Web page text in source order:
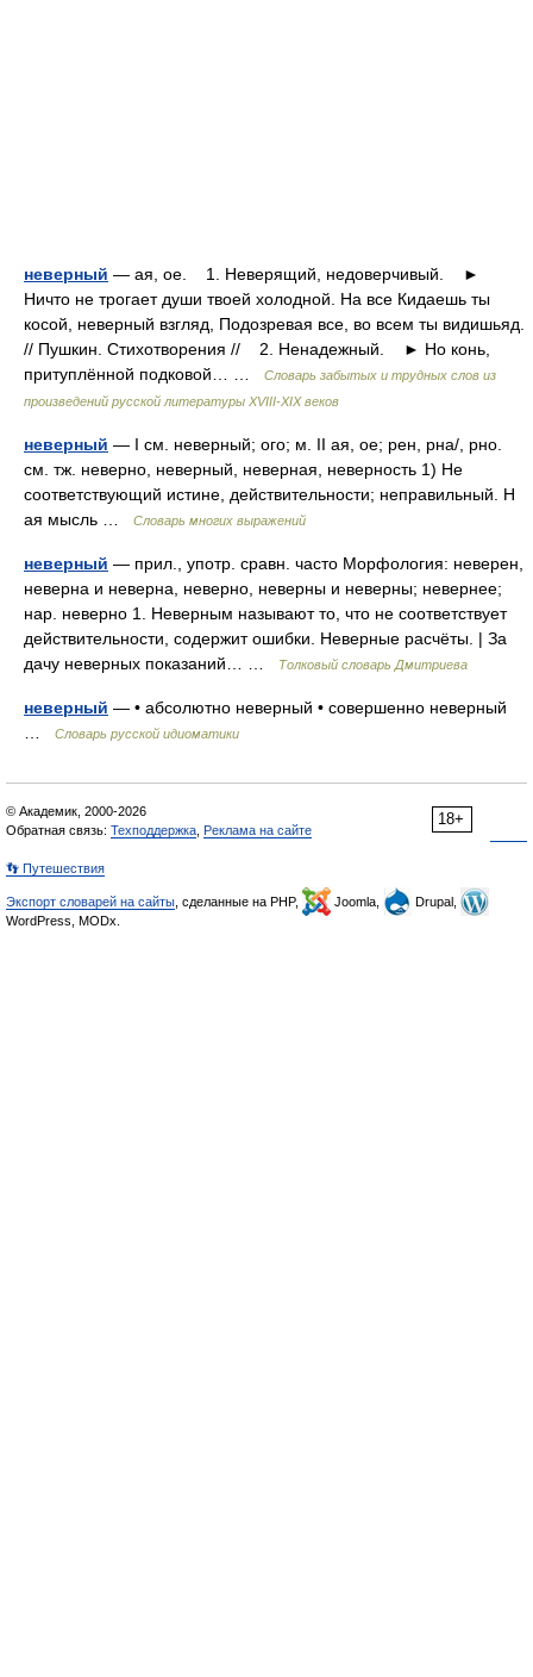
неверный — ая, ое. 1. Неверящий, недоверчивый. ►
Ничто не трогает души твоей холодной. На все Кидаешь ты
косой, неверный взгляд, Подозревая все, во всем ты видишьяд.
// Пушкин. Стихотворения // 2. Ненадежный. ► Но конь,
притуплённой подковой… …
Словарь забытых и трудных слов из
произведений русской литературы ХVIII-ХIХ веков
неверный — I см. неверный; ого; м. II ая, ое; рен, рна/, рно.
см. тж. неверно, неверный, неверная, неверность 1) Не
соответствующий истине, действительности; неправильный. Н
ая мысль …
Словарь многих выражений
неверный — прил., употр. сравн. часто Морфология: неверен,
неверна и неверна, неверно, неверны и неверны; невернее;
нар. неверно 1. Неверным называют то, что не соответствует
действительности, содержит ошибки. Неверные расчёты. | За
дачу неверных показаний… …
Толковый словарь Дмитриева
неверный — • абсолютно неверный • совершенно неверный
Словарь русской идиоматики
18+
© Академик, 2000-2026
Обратная связь: Техподдержка Реклама на сайте
👣 Путешествия
Экспорт словарей на сайты , сделанные на PHP, Joomla,
Drupal,
WordPress, MODx.